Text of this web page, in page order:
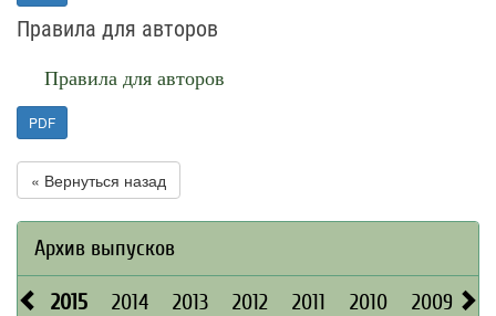
Правила для авторов
Правила для авторов
PDF
« Вернуться назад
Архив выпусков
2015 2014 2013 2012 2011 2010 2009